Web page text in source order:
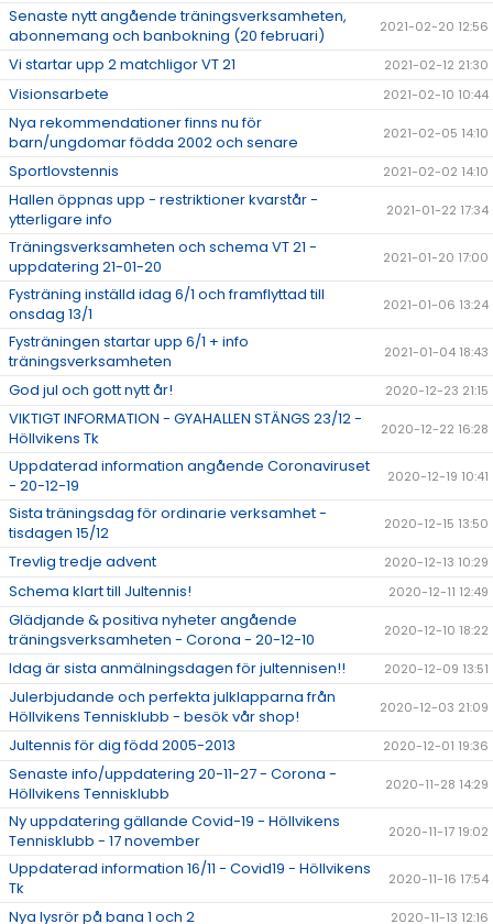
Senaste nytt angående träningsverksamheten,
abonnemang och banbokning (20 februari)
2021-02-20 12:56
Vi startar upp 2 matchligor VT 21 2021-02-12 21:30
Visionsarbete 2021-02-10 10:44
Nya rekommendationer finns nu för
barn/ungdomar födda 2002 och senare
2021-02-05 14:10
Sportlovstennis 2021-02-02 14:10
Hallen öppnas upp - restriktioner kvarstår -
ytterligare info
2021-01-22 17:34
Träningsverksamheten och schema VT 21 -
uppdatering 21-01-20
2021-01-20 17:00
Fysträning inställd idag 6/1 och framflyttad till
onsdag 13/1
2021-01-06 13:24
Fysträningen startar upp 6/1 + info
träningsverksamheten
2021-01-04 18:43
God jul och gott nytt år! 2020-12-23 21:15
VIKTIGT INFORMATION - GYAHALLEN STÄNGS 23/12 -
Höllvikens Tk
2020-12-22 16:28
Uppdaterad information angående Coronaviruset
- 20-12-19
2020-12-19 10:41
Sista träningsdag för ordinarie verksamhet -
tisdagen 15/12
2020-12-15 13:50
Trevlig tredje advent 2020-12-13 10:29
Schema klart till Jultennis! 2020-12-11 12:49
Glädjande & positiva nyheter angående
träningsverksamheten - Corona - 20-12-10
2020-12-10 18:22
Idag är sista anmälningsdagen för jultennisen!! 2020-12-09 13:51
Julerbjudande och perfekta julklapparna från
Höllvikens Tennisklubb - besök vår shop!
2020-12-03 21:09
Jultennis för dig född 2005-2013 2020-12-01 19:36
Senaste info/uppdatering 20-11-27 - Corona -
Höllvikens Tennisklubb
2020-11-28 14:29
Ny uppdatering gällande Covid-19 - Höllvikens
Tennisklubb - 17 november
2020-11-17 19:02
Uppdaterad information 16/11 - Covid19 - Höllvikens
Tk
2020-11-16 17:54
Nya lysrör på bana 1 och 2 2020-11-13 12:16